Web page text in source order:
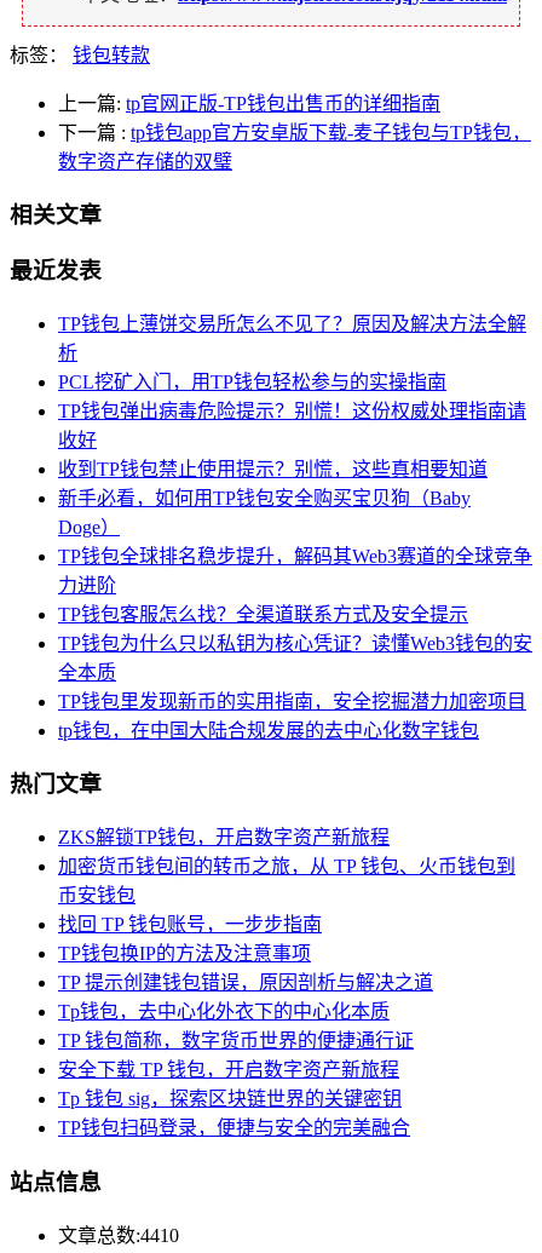
标签： 钱包转款
上一篇: tp官网正版-TP钱包出售币的详细指南
下一篇 : tp钱包app官方安卓版下载-麦子钱包与TP钱包，
数字资产存储的双璧
相关文章
最近发表
TP钱包上薄饼交易所怎么不见了？原因及解决方法全解
析
PCL挖矿入门，用TP钱包轻松参与的实操指南
TP钱包弹出病毒危险提示？别慌！这份权威处理指南请
收好
收到TP钱包禁止使用提示？别慌，这些真相要知道
新手必看，如何用TP钱包安全购买宝贝狗（Baby
Doge）
TP钱包全球排名稳步提升，解码其Web3赛道的全球竞争
力进阶
TP钱包客服怎么找？全渠道联系方式及安全提示
TP钱包为什么只以私钥为核心凭证？读懂Web3钱包的安
全本质
TP钱包里发现新币的实用指南，安全挖掘潜力加密项目
tp钱包，在中国大陆合规发展的去中心化数字钱包
热门文章
ZKS解锁TP钱包，开启数字资产新旅程
加密货币钱包间的转币之旅，从 TP 钱包、火币钱包到
币安钱包
找回 TP 钱包账号，一步步指南
TP钱包换IP的方法及注意事项
TP 提示创建钱包错误，原因剖析与解决之道
Tp钱包，去中心化外衣下的中心化本质
TP 钱包简称，数字货币世界的便捷通行证
安全下载 TP 钱包，开启数字资产新旅程
Tp 钱包 sig，探索区块链世界的关键密钥
TP钱包扫码登录，便捷与安全的完美融合
站点信息
文章总数:4410